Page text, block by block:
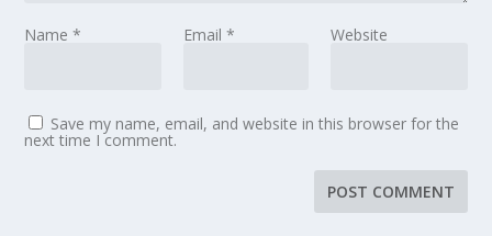
Name* Email * Website
Save my name, email, and website in this browser for the
next time I comment.